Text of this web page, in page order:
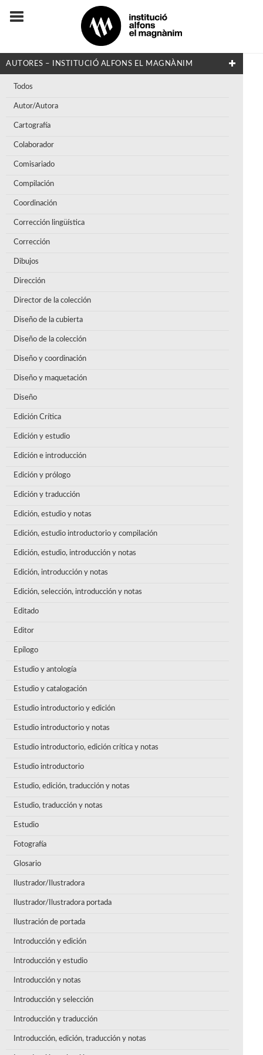
AUTORES – INSTITUCIÓ ALFONS EL MAGNÀNIM
Todos
Autor/Autora
Cartografía
Colaborador
Comisariado
Compilación
Coordinación
Corrección lingüística
Corrección
Dibujos
Dirección
Director de la colección
Diseño de la cubierta
Diseño de la colección
Diseño y coordinación
Diseño y maquetación
Diseño
Edición Crítica
Edición y estudio
Edición e introducción
Edición y prólogo
Edición y traducción
Edición, estudio y notas
Edición, estudio introductorio y compilación
Edición, estudio, introducción y notas
Edición, introducción y notas
Edición, selección, introducción y notas
Editado
Editor
Epílogo
Estudio y antología
Estudio y catalogación
Estudio introductorio y edición
Estudio introductorio y notas
Estudio introductorio, edición crítica y notas
Estudio introductorio
Estudio, edición, traducción y notas
Estudio, traducción y notas
Estudio
Fotografía
Glosario
Ilustrador/Ilustradora
Ilustrador/Ilustradora portada
Ilustración de portada
Introducción y edición
Introducción y estudio
Introducción y notas
Introducción y selección
Introducción y traducción
Introducción, edición, traducción y notas